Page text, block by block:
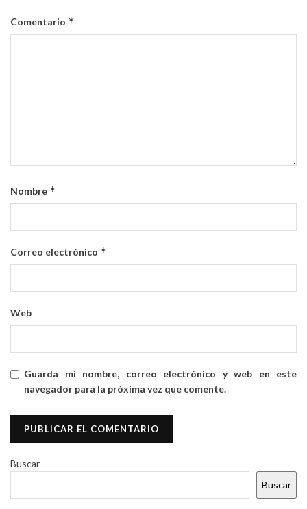
Comentario *
Nombre *
Correo electrónico *
Web
Guarda mi nombre, correo electrónico y web en este
navegador para la próxima vez que comente.
Buscar
Buscar